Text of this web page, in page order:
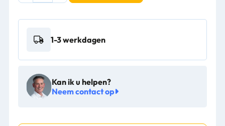
E.19
E137519
aantal
1-3 werkdagen
Kan ik u helpen?
Neem contact op